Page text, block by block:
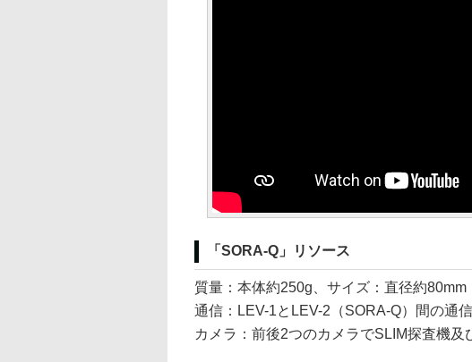
「SORA-Q」リソース
質量：本体約250g、サイズ：直径約80mm
通信：LEV-1とLEV-2（SORA-Q）間の通
カメラ：前後2つのカメラでSLIM探査機及